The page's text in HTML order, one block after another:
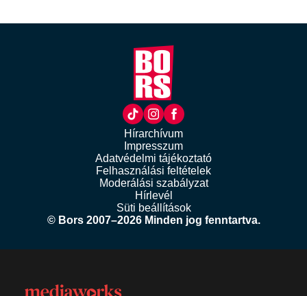
Hírarchívum
Impresszum
Adatvédelmi tájékoztató
Felhasználási feltételek
Moderálási szabályzat
Hírlevél
Süti beállítások
© Bors 2007–2026 Minden jog fenntartva.